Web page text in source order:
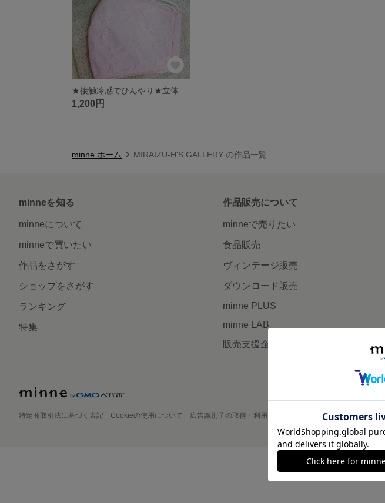
1,200円
minne ホーム MIRAIZU-H'S GALLERY の作品一覧
minneを知る
minneについて
minneで買いたい
作品をさがす
ショップをさがす
ランキング
特集
作品販売について
minneで売りたい
食品販売
ヴィンテージ販売
ダウンロード販売
minne PLUS
minne LAB
販売支援企画・イベント
特定商取引法に基づく表記 Cookieの使用について 広告識別子の取得・利用 プライバシーポリシー 会社概要
©GMO Pepabo,